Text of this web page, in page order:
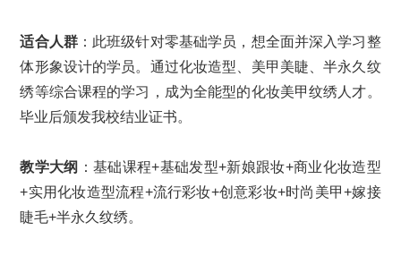
适合人群：此班级针对零基础学员，想全面并深入学习整
体形象设计的学员。通过化妆造型、美甲美睫、半永久纹
绣等综合课程的学习，成为全能型的化妆美甲纹绣人才。
毕业后颁发我校结业证书。
教学大纲 ：基础课程+基础发型+新娘跟妆+商业化妆造型
+实用化妆造型流程+流行彩妆+创意彩妆+时尚美甲+嫁接
睫毛+半永久纹绣。